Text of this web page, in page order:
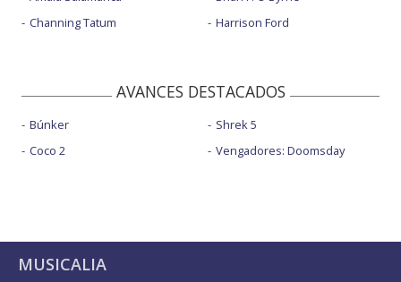
Channing Tatum
Harrison Ford
AVANCES DESTACADOS
Búnker
Coco 2
Shrek 5
Vengadores: Doomsday
MUSICALIA